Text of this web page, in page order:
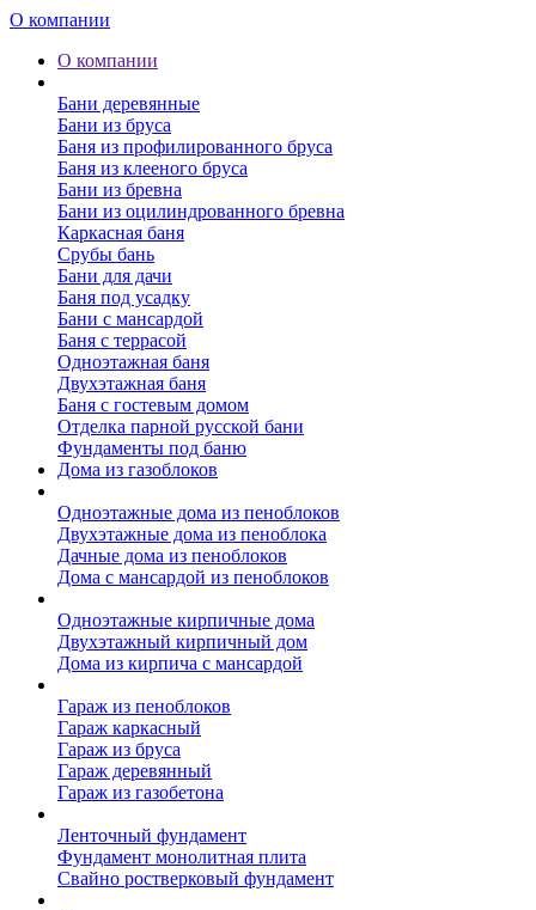
О компании
О компании
Бани деревянные
Бани из бруса
Баня из профилированного бруса
Баня из клееного бруса
Бани из бревна
Бани из оцилиндрованного бревна
Каркасная баня
Срубы бань
Бани для дачи
Баня под усадку
Бани с мансардой
Баня с террасой
Одноэтажная баня
Двухэтажная баня
Баня с гостевым домом
Отделка парной русской бани
Фундаменты под баню
Дома из газоблоков
Одноэтажные дома из пеноблоков
Двухэтажные дома из пеноблока
Дачные дома из пеноблоков
Дома с мансардой из пеноблоков
Одноэтажные кирпичные дома
Двухэтажный кирпичный дом
Дома из кирпича с мансардой
Гараж из пеноблоков
Гараж каркасный
Гараж из бруса
Гараж деревянный
Гараж из газобетона
Ленточный фундамент
Фундамент монолитная плита
Свайно ростверковый фундамент